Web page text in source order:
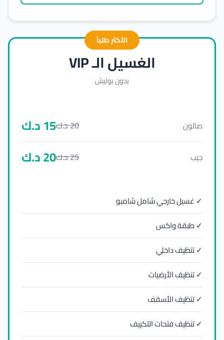
الأكثر طلباً
الغسيل الـ VIP
بدون بوليش
صالون 20د.ك15د.ك
جيب 25د.ك20د.ك
✓ غسيل خارجي شامل شامبو
✓ طبقة واكس
✓ تنظيف داخلي
✓ تنظيف الأرضيات
✓ تنظيف الأسقف
✓ تنظيف فتحات التكييف